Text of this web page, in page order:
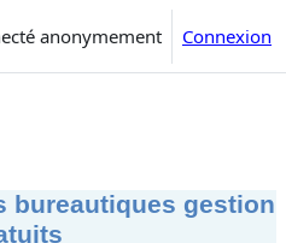
anonymement Connexion
bureautiques gestion